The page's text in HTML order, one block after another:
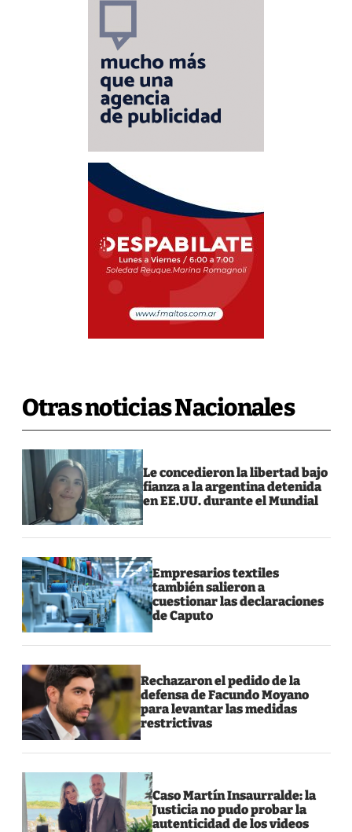
Otras noticias Nacionales
Le concedieron la libertad bajo
fianza a la argentina detenida
en EE.UU. durante el Mundial
Empresarios textiles
también salieron a
cuestionar las declaraciones
de Caputo
Rechazaron el pedido de la
defensa de Facundo Moyano
para levantar las medidas
restrictivas
Caso Martín Insaurralde: la
Justicia no pudo probar la
autenticidad de los videos